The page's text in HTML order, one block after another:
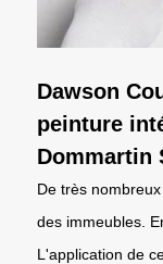
Dawson
peinture
Dommartin
De très
des immeubles.
L'application de